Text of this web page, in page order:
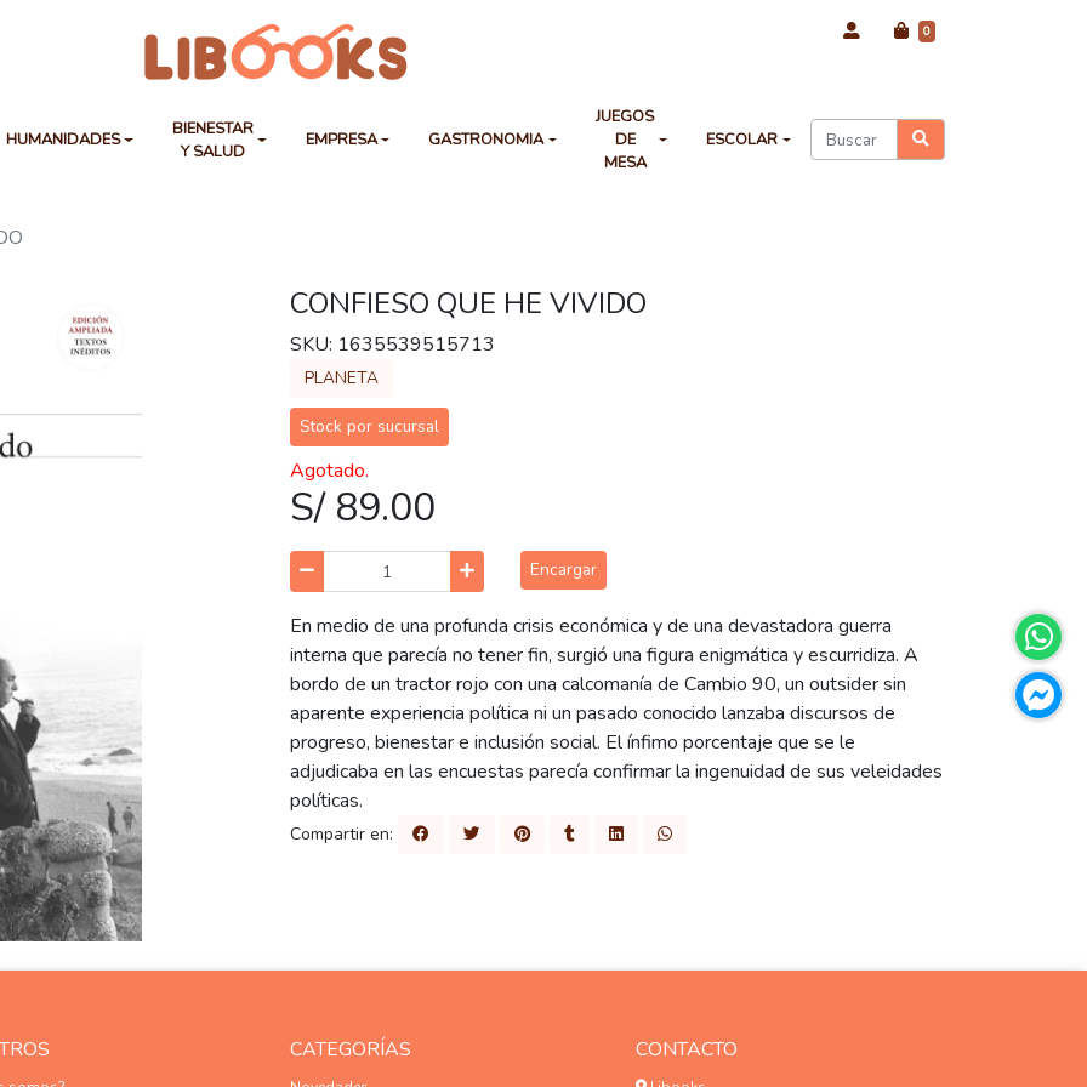
0
HUMANIDADES
BIENESTAR
Y SALUD
EMPRESA GASTRONOMIA
JUEGOS
DE
MESA
ESCOLAR
CONFIESO QUE HE VIVIDO
SKU: 1635539515713
PLANETA
Stock por sucursal
Agotado.
S/ 89.00
Encargar
En medio de una profunda crisis económica y de una devastadora guerra
interna que parecía no tener fin, surgió una figura enigmática y escurridiza. A
bordo de un tractor rojo con una calcomanía de Cambio 90, un outsider sin
aparente experiencia política ni un pasado conocido lanzaba discursos de
progreso, bienestar e inclusión social. El ínfimo porcentaje que se le
adjudicaba en las encuestas parecía confirmar la ingenuidad de sus veleidades
políticas.
Compartir en:
CATEGORÍAS CONTACTO